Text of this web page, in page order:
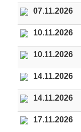
07.11.2026
10.11.2026
10.11.2026
14.11.2026
14.11.2026
17.11.2026